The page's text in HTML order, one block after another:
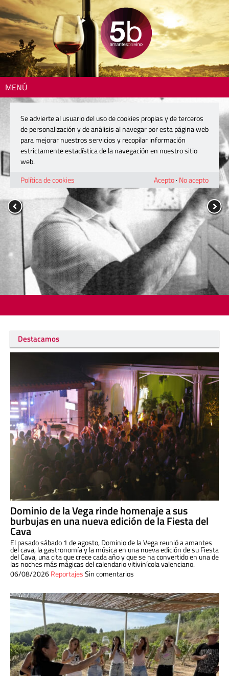
MENÚ
Destacamos
Dominio de la Vega rinde homenaje a sus
burbujas en una nueva edición de la Fiesta del
Cava
El pasado sábado 1 de agosto, Dominio de la Vega reunió a amantes
del cava, la gastronomía y la música en una nueva edición de su Fiesta
del Cava, una cita que crece cada año y que se ha convertido en una de
las noches más mágicas del calendario vitivinícola valenciano.
06/08/2026ReportajesSin comentarios
Se advierte al usuario del uso de cookies propias y de terceros
de personalización y de análisis al navegar por esta página web
para mejorar nuestros servicios y recopilar información
estrictamente estadística de la navegación en nuestro sitio
web.
Política de cookies
Acepto· No acepto